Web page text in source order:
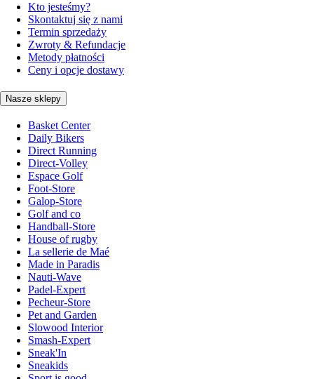
Kto jesteśmy?
Skontaktuj się z nami
Termin sprzedaży
Zwroty & Refundacje
Metody płatności
Ceny i opcje dostawy
Nasze sklepy
Basket Center
Daily Bikers
Direct Running
Direct-Volley
Espace Golf
Foot-Store
Galop-Store
Golf and co
Handball-Store
House of rugby
La sellerie de Maé
Made in Paradis
Nauti-Wave
Padel-Expert
Pecheur-Store
Pet and Garden
Slowood Interior
Smash-Expert
Sneak'In
Sneakids